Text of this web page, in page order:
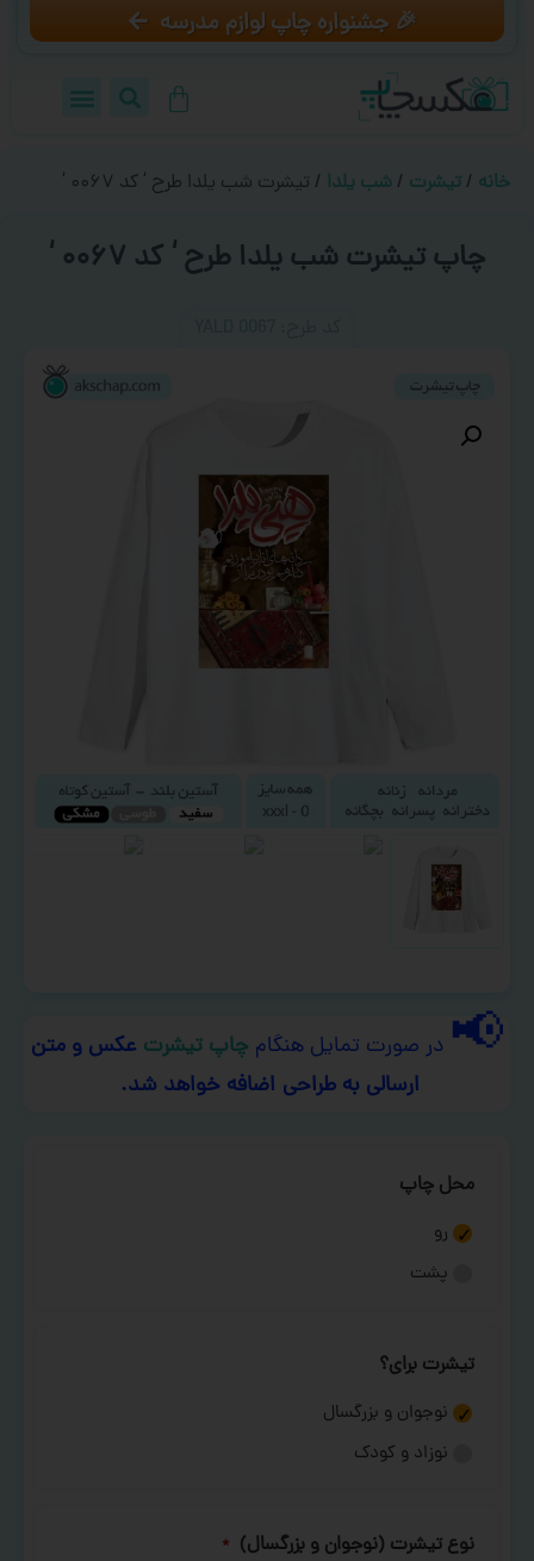
🎉 جشنواره چاپ لوازم مدرسه
خانه / تیشرت / شب یلدا / تیشرت شب یلدا طرح ‘ کد ۰۰۶۷ ‘
چاپ تیشرت شب یلدا طرح ‘ کد ۰۰۶۷ ‘
📢 در صورت تمایل هنگام چاپ تیشرت عکس و متن
ارسالی به طراحی اضافه خواهد شد.
محل چاپ
رو
پشت
تیشرت برای؟
نوجوان و بزرگسال
نوزاد و کودک
نوع تیشرت (نوجوان و بزرگسال) *